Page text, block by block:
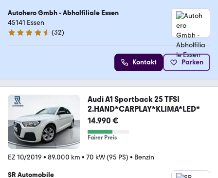
Autohero Gmbh - Abholfiliale Essen
45141 Essen
4.7 Sterne
(32)
Kontakt Parken
Audi A1 Sportback 25 TFSI
2.HAND*CARPLAY*KLIMA*LED*
14.990 €
Fairer Preis
EZ 10/2019 • 89.000 km • 70 kW (95 PS) • Benzin
SR Automobile